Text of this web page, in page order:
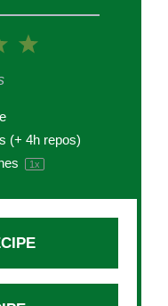
5
4
(+ 4h repos)
1x